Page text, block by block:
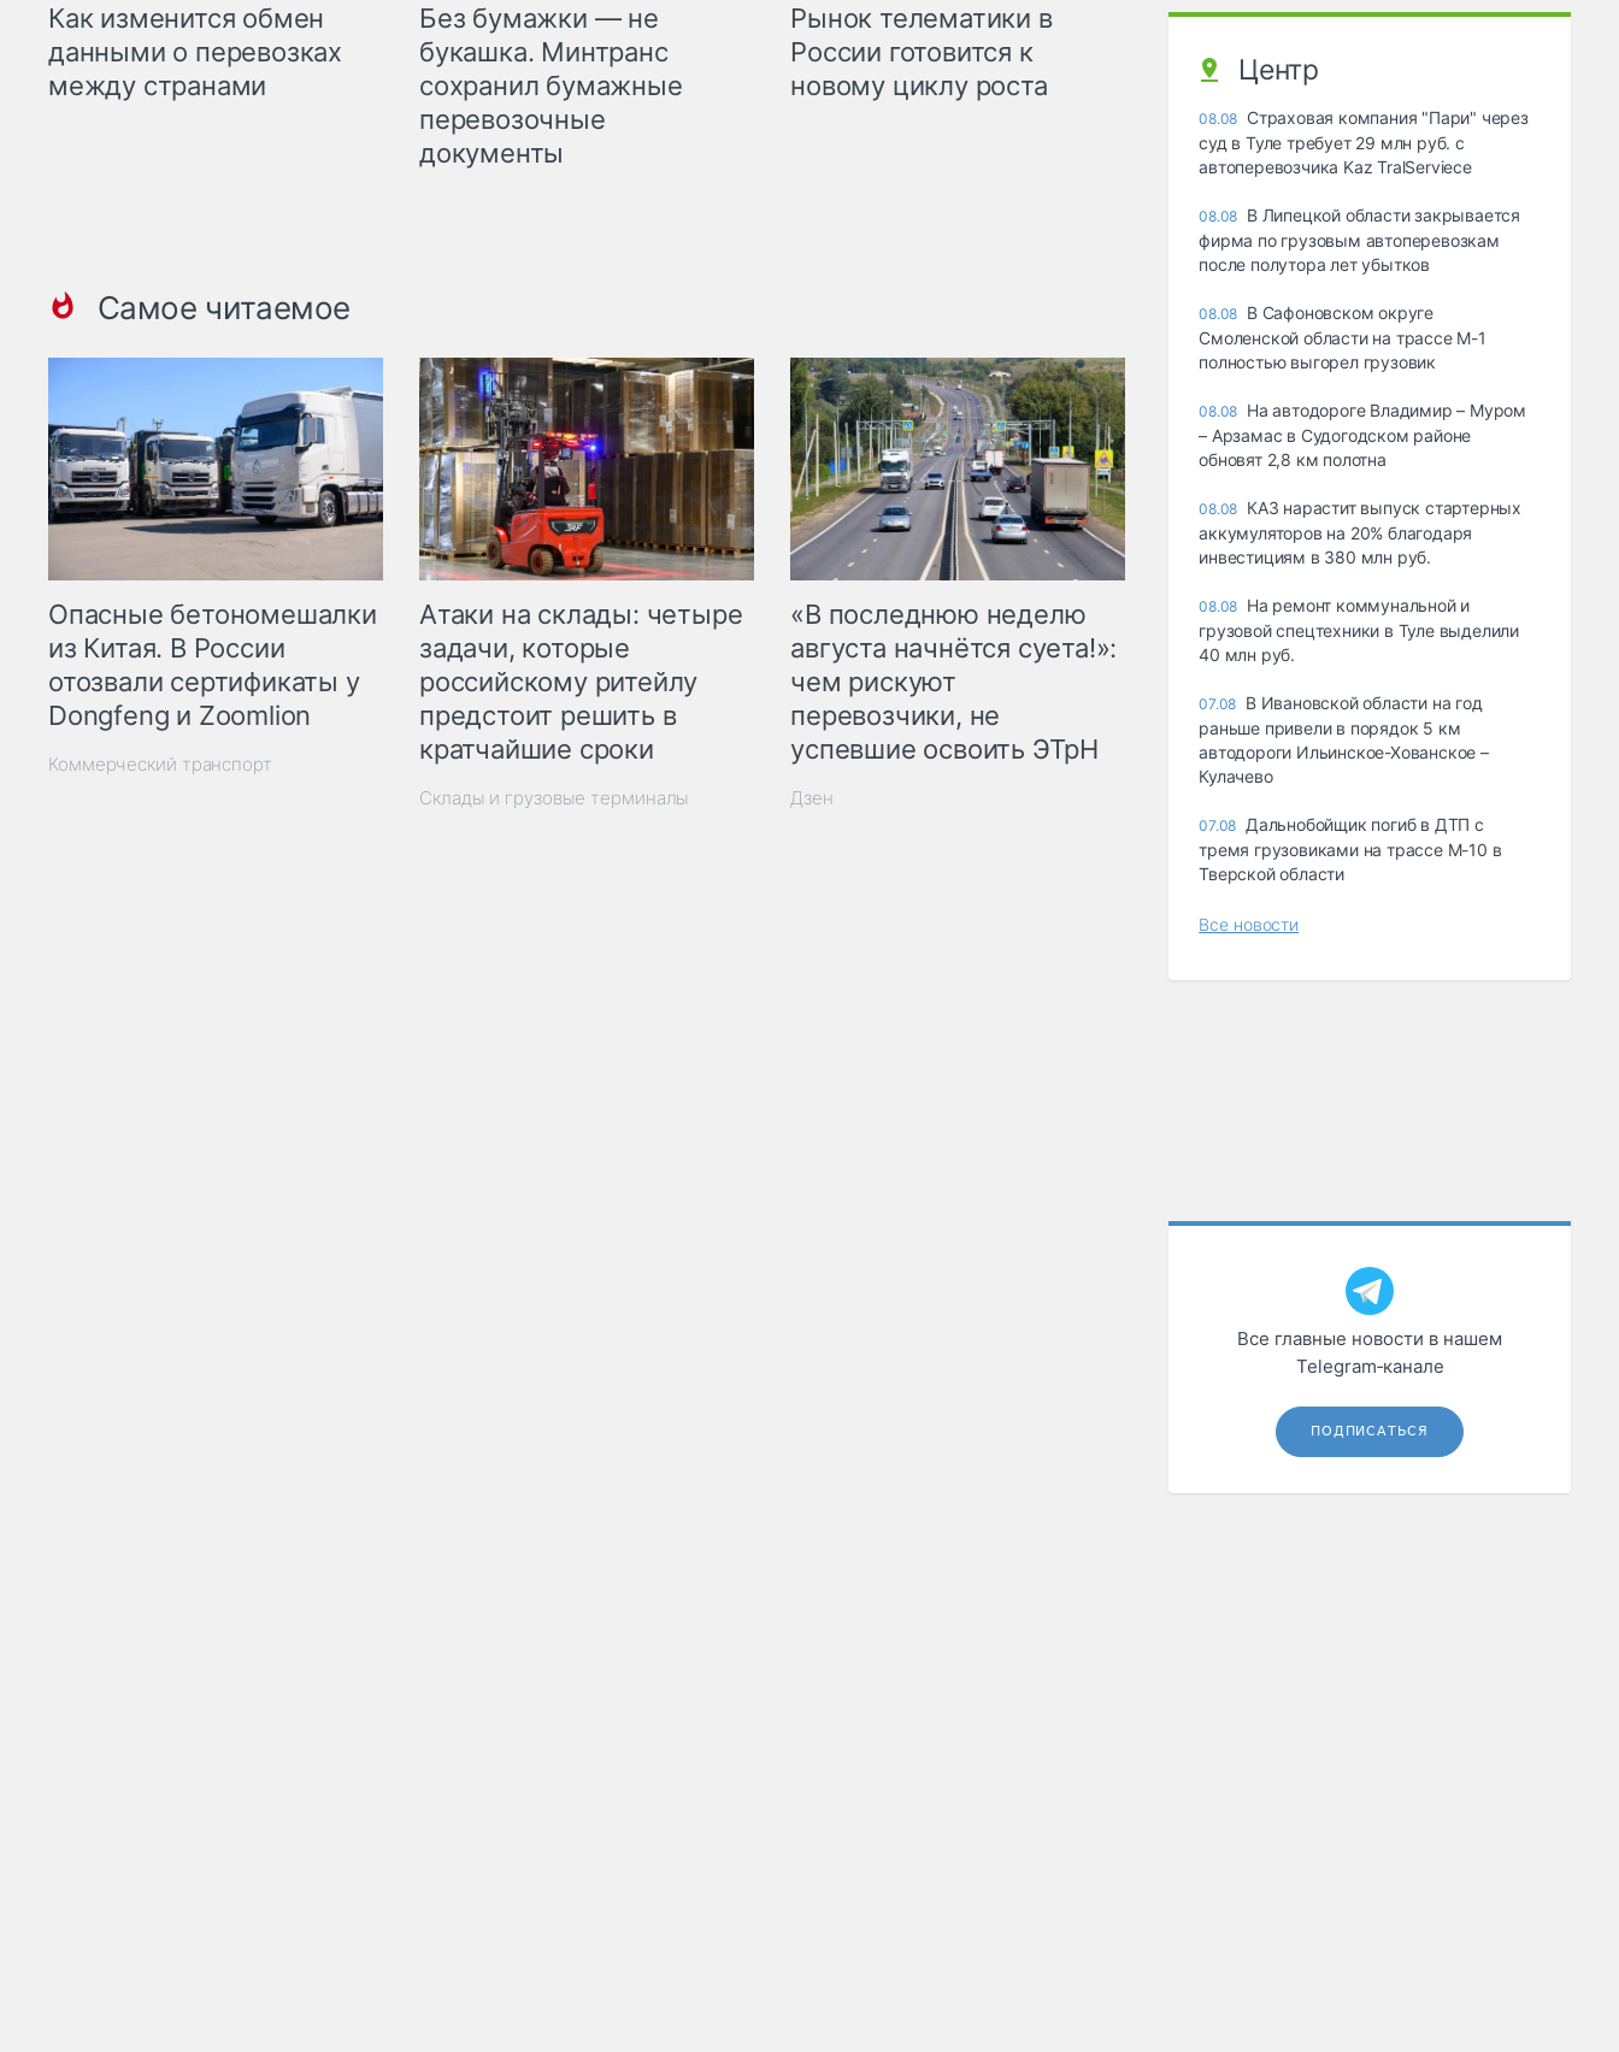
Как изменится обмен
данными о перевозках
между странами
Без бумажки — не
букашка. Минтранс
сохранил бумажные
перевозочные
документы
Рынок телематики в
России готовится к
новому циклу роста
Самое читаемое
Опасные бетономешалки
из Китая. В России
отозвали сертификаты у
Dongfeng и Zoomlion
Коммерческий транспорт
Атаки на склады: четыре
задачи, которые
российскому ритейлу
предстоит решить в
кратчайшие сроки
Склады и грузовые терминалы
«В последнюю неделю
августа начнётся суета!»:
чем рискуют
перевозчики, не
успевшие освоить ЭТрН
Дзен
Центр
08.08 Страховая компания "Пари" через
суд в Туле требует 29 млн руб. с
автоперевозчика Kaz TralServiece
08.08 В Липецкой области закрывается
фирма по грузовым автоперевозкам
после полутора лет убытков
08.08 В Сафоновском округе
Смоленской области на трассе М-1
полностью выгорел грузовик
08.08 На автодороге Владимир – Муром
– Арзамас в Судогодском районе
обновят 2,8 км полотна
08.08 КАЗ нарастит выпуск стартерных
аккумуляторов на 20% благодаря
инвестициям в 380 млн руб.
08.08 На ремонт коммунальной и
грузовой спецтехники в Туле выделили
40 млн руб.
07.08 В Ивановской области на год
раньше привели в порядок 5 км
автодороги Ильинское-Хованское –
Кулачево
07.08 Дальнобойщик погиб в ДТП с
тремя грузовиками на трассе М-10 в
Тверской области
Все новости
Все главные новости в нашем
Telegram‑канале
ПОДПИСАТЬСЯ